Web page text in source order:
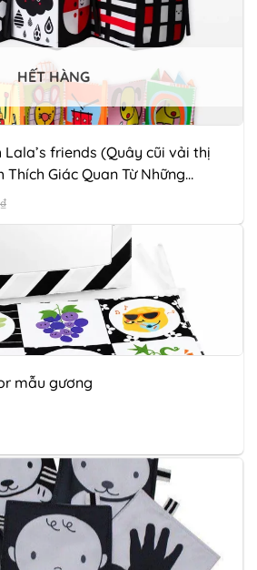
HẾT HÀNG
Lala’s friends (Quây cũi vải thị
Thích Giác Quan Từ Những
₫
mẫu gương